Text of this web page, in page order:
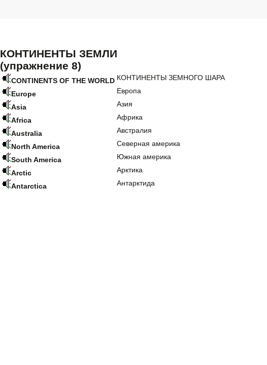
КОНТИНЕНТЫ ЗЕМЛИ
(упражнение 8)
CONTINENTS OF THE WORLD КОНТИНЕНТЫ ЗЕМНОГО ШАРА
Europe
Европа
Asia
Азия
Africa
Африка
Australia
Австралия
North America
Северная америка
South America
Южная америка
Arctic
Арктика
Antarctica
Антарктида